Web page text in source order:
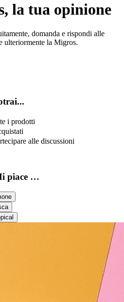
la tua opinione
domanda e rispondi alle
ulteriormente la Migros.
i prodotti
alle discussioni
piace …